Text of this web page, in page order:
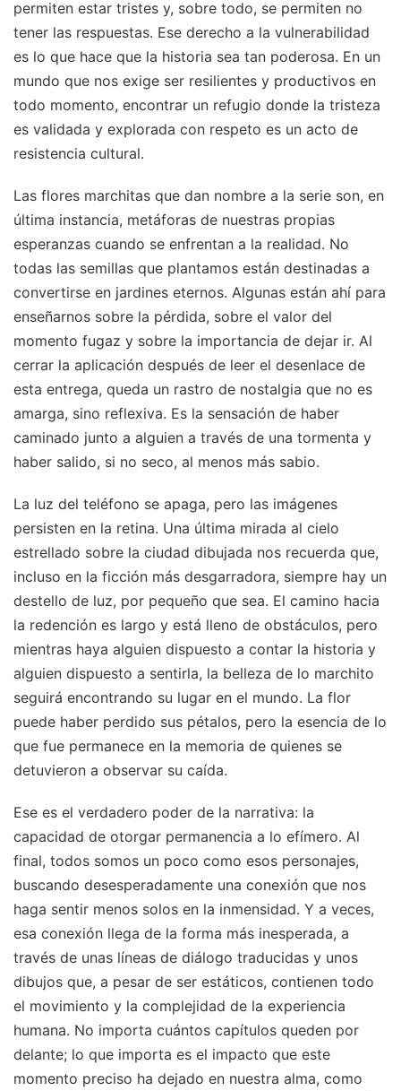
permiten estar tristes y, sobre todo, se permiten no
tener las respuestas. Ese derecho a la vulnerabilidad
es lo que hace que la historia sea tan poderosa. En un
mundo que nos exige ser resilientes y productivos en
todo momento, encontrar un refugio donde la tristeza
es validada y explorada con respeto es un acto de
resistencia cultural.
Las flores marchitas que dan nombre a la serie son, en
última instancia, metáforas de nuestras propias
esperanzas cuando se enfrentan a la realidad. No
todas las semillas que plantamos están destinadas a
convertirse en jardines eternos. Algunas están ahí para
enseñarnos sobre la pérdida, sobre el valor del
momento fugaz y sobre la importancia de dejar ir. Al
cerrar la aplicación después de leer el desenlace de
esta entrega, queda un rastro de nostalgia que no es
amarga, sino reflexiva. Es la sensación de haber
caminado junto a alguien a través de una tormenta y
haber salido, si no seco, al menos más sabio.
La luz del teléfono se apaga, pero las imágenes
persisten en la retina. Una última mirada al cielo
estrellado sobre la ciudad dibujada nos recuerda que,
incluso en la ficción más desgarradora, siempre hay un
destello de luz, por pequeño que sea. El camino hacia
la redención es largo y está lleno de obstáculos, pero
mientras haya alguien dispuesto a contar la historia y
alguien dispuesto a sentirla, la belleza de lo marchito
seguirá encontrando su lugar en el mundo. La flor
puede haber perdido sus pétalos, pero la esencia de lo
que fue permanece en la memoria de quienes se
detuvieron a observar su caída.
Ese es el verdadero poder de la narrativa: la
capacidad de otorgar permanencia a lo efímero. Al
final, todos somos un poco como esos personajes,
buscando desesperadamente una conexión que nos
haga sentir menos solos en la inmensidad. Y a veces,
esa conexión llega de la forma más inesperada, a
través de unas líneas de diálogo traducidas y unos
dibujos que, a pesar de ser estáticos, contienen todo
el movimiento y la complejidad de la experiencia
humana. No importa cuántos capítulos queden por
delante; lo que importa es el impacto que este
momento preciso ha dejado en nuestra alma, como